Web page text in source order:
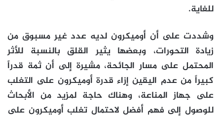
للغاية.
وشددت على أن أوميكرون لديه عدد غير مسبوق من
زيادة التحورات، وبعضها يثير القلق بالنسبة للأثر
المحتمل على مسار الجائحة، مشيرة إلى أن ثمة قدراً
كبيراً من عدم اليقين إزاء قدرة أوميكرون على التغلب
على جهاز المناعة، وهناك حاجة لمزيد من الأبحاث
للوصول إلى فهم أفضل لاحتمال تغلب أوميكرون على